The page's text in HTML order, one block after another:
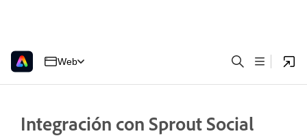
Web
Integración con Sprout Social